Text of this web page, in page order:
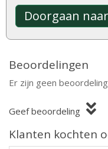
Doorgaan
eigenschappen.
natuurlijke
Beoordelingen
Er zijn geen
Geef beoordeling
Klanten kochten